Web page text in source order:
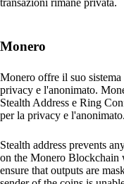
Monero
Monero offre il suo sistema
privacy e l'anonimato.
Stealth Address e Ring
per la privacy e l'anonimato.
Stealth address prevents
on the Monero Blockchain
ensure that outputs are